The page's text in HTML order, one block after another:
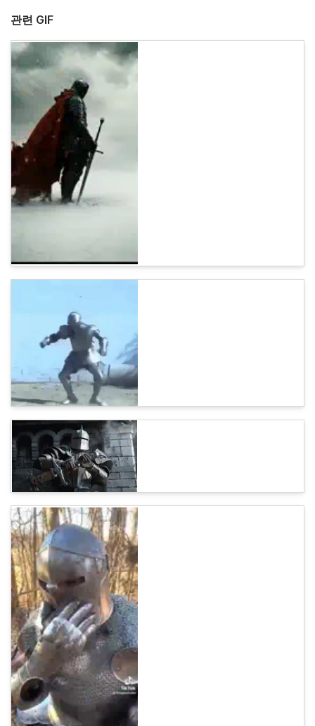
관련 GIF